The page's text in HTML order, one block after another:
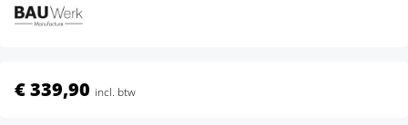
€ 339,90 incl. btw